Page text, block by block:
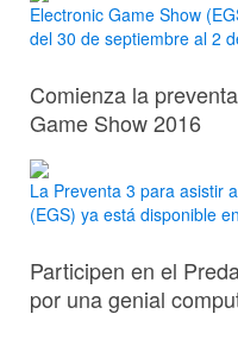
Electronic Game Show
del 30 de septiembre al 2
Comienza la
Game Show 2016
La Preventa 3 para asistir
(EGS) ya está disponible
Participen en el
por una genial